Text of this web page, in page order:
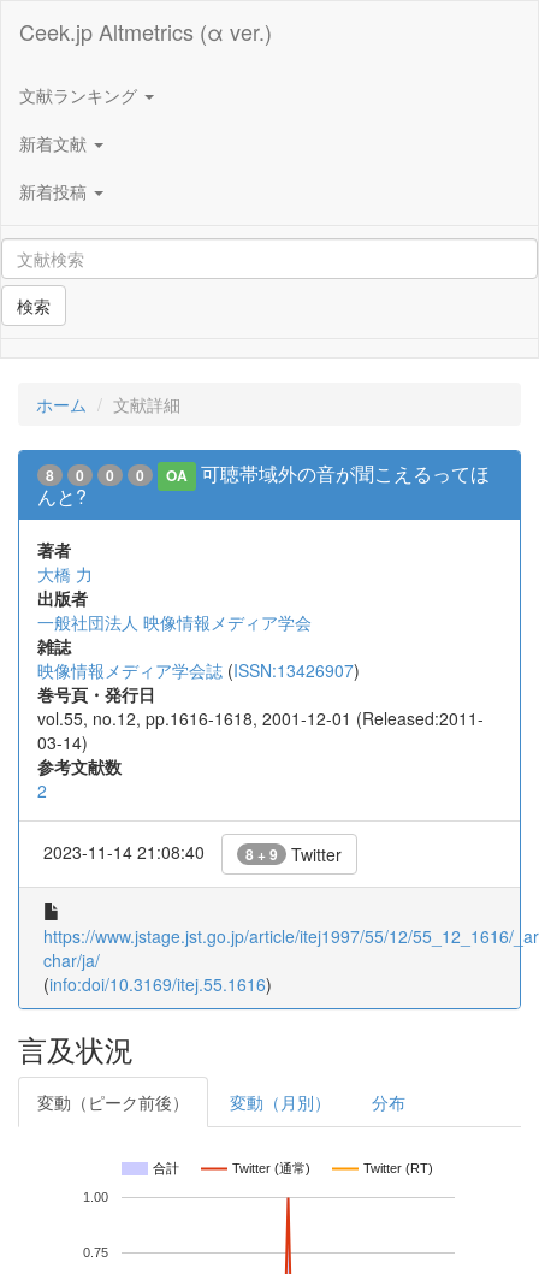
Ceek.jp Altmetrics (α ver.)
文献ランキング
新着文献
新着投稿
検索
ホーム 文献詳細
8 0 0 0 OA
可聴帯域外の音が聞こえるってほ
んと?
著者
大橋 力
出版者
一般社団法人 映像情報メディア学会
雑誌
映像情報メディア学会誌 (ISSN:13426907)
巻号頁・発行日
vol.55, no.12, pp.1616-1618, 2001-12-01 (Released:2011-
03-14)
参考文献数
2
2023-11-14 21:08:40 8 + 9 Twitter
https://www.jstage.jst.go.jp/article/itej1997/55/12/55_12_1616/
char/ja/
(info:doi/10.3169/itej.55.1616)
言及状況
変動（ピーク前後） 変動（月別） 分布
合計 Twitter (通常) Twitter (RT)
0.75
1.00